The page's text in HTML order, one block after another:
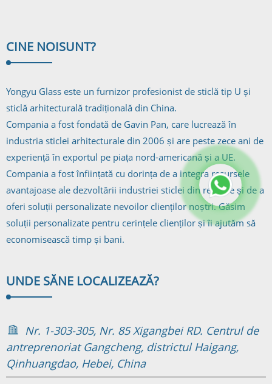
CINE NOISUNT?
Yongyu Glass este un furnizor profesionist de sticlă tip U și
sticlă arhitecturală tradițională din China.
Compania a fost fondată de Gavin Pan, care lucrează în
industria sticlei arhitecturale din 2006 și are peste zece ani de
experiență în exportul pe piața nord-americană și a UE.
Compania a fost înființată cu dorința de a integra resursele
avantajoase ale dezvoltării industriei sticlei din regiune și de a
oferi soluții personalizate nevoilor clienților noștri. Găsim
soluții personalizate pentru cerințele clienților și îi ajutăm să
economisească timp și bani.
UNDE SĂNE LOCALIZEAZĂ?
Nr. 1-303-305, Nr. 85 Xigangbei RD. Centrul de
antreprenoriat Gangcheng, districtul Haigang,
Qinhuangdao, Hebei, China